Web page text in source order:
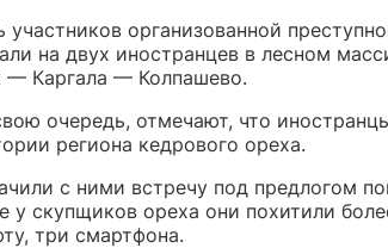
участников организованной
на двух иностранцев в лесном
— Каргала — Колпашево.
очередь, отмечают, что
региона кедрового ореха.
с ними встречу под предлогом
у скупщиков ореха они похитили
три смартфона.